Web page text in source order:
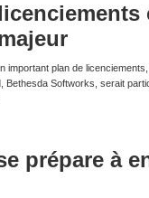
important plan de
Bethesda Softworks, serait
prépare à